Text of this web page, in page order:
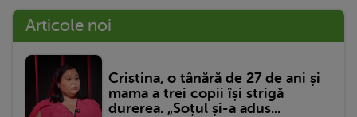
Articole noi
Cristina, o tânără de 27 de ani și
mama a trei copii își strigă
durerea. „Soțul și-a adus...